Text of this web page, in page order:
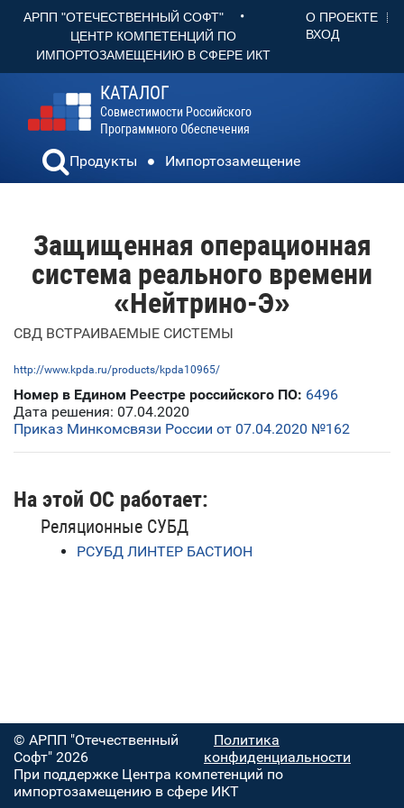
АРПП "ОТЕЧЕСТВЕННЫЙ СОФТ" •
ЦЕНТР КОМПЕТЕНЦИЙ ПО
ИМПОРТОЗАМЕЩЕНИЮ В СФЕРЕ ИКТ
О ПРОЕКТЕ
ВХОД
КАТАЛОГ
Совместимости Российского
Программного Обеспечения
Продукты Импортозамещение
Защищенная операционная
система реального времени
«Нейтрино-Э»
СВД ВСТРАИВАЕМЫЕ СИСТЕМЫ
http://www.kpda.ru/products/kpda10965/
Номер в Едином Реестре российского ПО: 6496
Дата решения: 07.04.2020
Приказ Минкомсвязи России от 07.04.2020 №162
На этой ОС работает:
Реляционные СУБД
РСУБД ЛИНТЕР БАСТИОН
© АРПП "Отечественный
Софт" 2026
Политика
конфиденциальности
При поддержке Центра компетенций по
импортозамещению в сфере ИКТ